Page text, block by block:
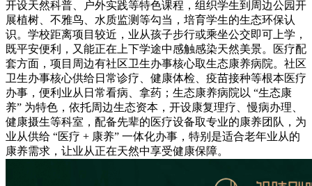
开设天然科普、户外实践等特色课程，组织学生到周边公园开
展植树、不雅鸟、水质监测等勾当，培育学生的生态环保认
识。学校距离项目较近，业从孩子步行或乘坐公交即可上学，
既平安便利，又能正在上下学途中感触感染天然美景。医疗配
套方面，项目周边有社区卫生办事核心取生态康养病院。社区
卫生办事核心供给日常诊疗、健康体检、疫苗接种等根本医疗
办事，便利业从日常看病、拿药；生态康养病院以 “生态康
养” 为特色，依托周边生态资本，开设康复理疗、慢病办理、
健康摄生等科室，配备先辈的医疗设备取专业的康养团队，为
业从供给 “医疗 + 康养” 一体化办事，特别是适合老年业从的
康养需求，让业从正在天然中享受健康保障。